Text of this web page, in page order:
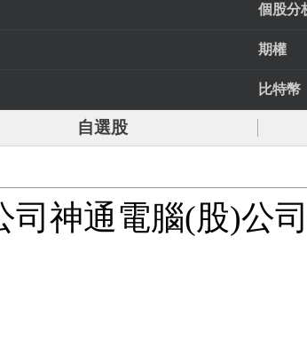
個股分
期權
比特幣
自選股
神通電腦(股)公